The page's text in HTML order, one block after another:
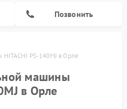
Позвонить
PS-140MJ в Орле
машины
в Орле